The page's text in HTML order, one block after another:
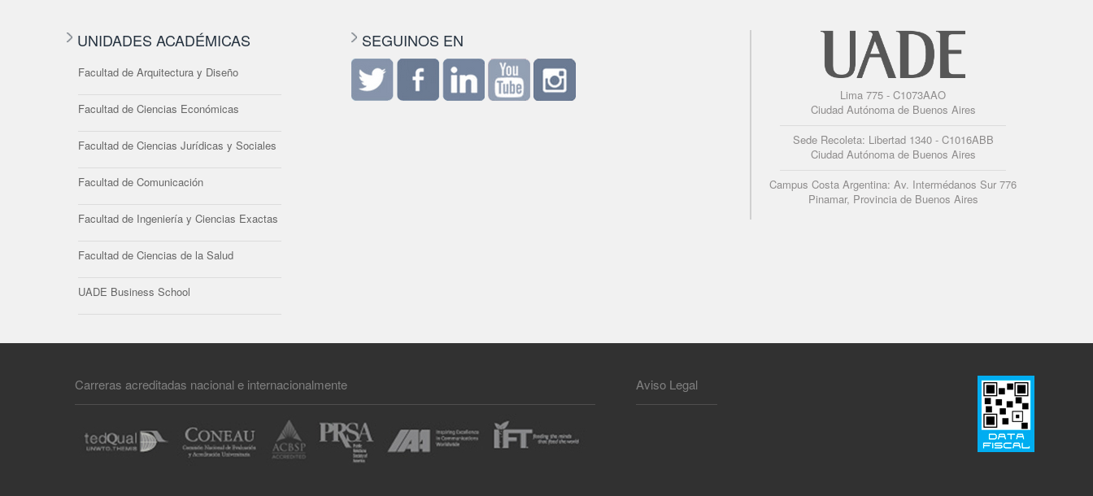
UNIDADES ACADÉMICAS
Facultad de Arquitectura y Diseño
Facultad de Ciencias Económicas
Facultad de Ciencias Jurídicas y Sociales
Facultad de Comunicación
Facultad de Ingeniería y Ciencias Exactas
Facultad de Ciencias de la Salud
UADE Business School
SEGUINOS EN
Lima 775 - C1073AAO
Ciudad Autónoma de Buenos Aires
Sede Recoleta: Libertad 1340 - C1016ABB
Ciudad Autónoma de Buenos Aires
Campus Costa Argentina: Av. Intermédanos Sur 776
Pinamar, Provincia de Buenos Aires
Carreras acreditadas nacional e internacionalmente Aviso Legal